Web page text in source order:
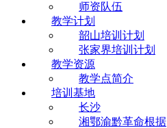
师资队伍
教学计划
韶山培训计划
张家界培训计划
教学资源
教学点简介
培训基地
长沙
湘鄂渝黔革命根据